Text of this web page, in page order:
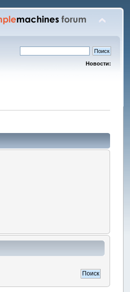
Новости: